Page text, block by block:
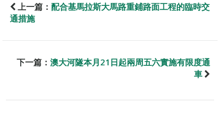
上一篇： 配合基馬拉斯大馬路重鋪路面工程的臨時交
通措施
下一篇： 澳大河隧本月21日起兩周五六實施有限度通
車